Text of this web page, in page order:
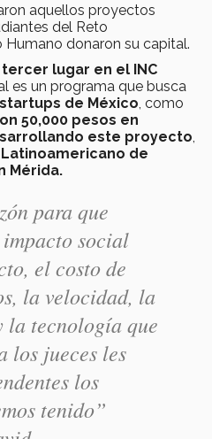
aquellos proyectos
del Reto
donaron su capital.
tercer lugar en el INC
es un programa que busca
de México , como
50,000 pesos en
este proyecto
de
Mérida.
para que
social
el costo de
la velocidad, la
la tecnología que
los jueces les
los
tenido”